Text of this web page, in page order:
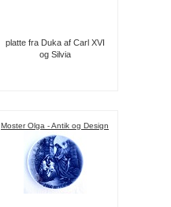
platte fra Duka af Carl XVI
og Silvia
Moster Olga - Antik og Design